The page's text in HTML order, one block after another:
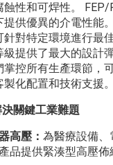
性和可焊性。 FEP/
提供優異的介電性能
針對特定環境進行最
級提供了最大的設計
掌控所有生產環節，
化配置和技術支援。
關鍵工業難題
高壓： 為醫療設備
品提供緊湊型高壓佈